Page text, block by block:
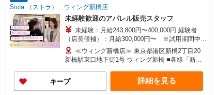
Stola.（ストラ） ウィング新橋店
未経験歓迎のアパレル販売スタッフ
未経験：月給243,800円〜400,000円 経験者
（店長候補）：月給300,000円〜 ※試用期間中は
270,000円〜 ★固定残業手当：30,800円（月給に
含む） ※経験・能力考慮 ※固定残業時間は1ヶ月
あたり20時間、超過時は追加で残業手当支給 ※月
3万円まで交通費支給 ※試用期間（2〜3ヶ月）も
同条件 【手当】固定残業手当／資格手当／店舗職
制手当／住宅手当（実家外かつ賃貸の場合のみ別
≪ウィング新橋店≫ 東京都港区新橋2丁目20
新橋駅東口地下街1号 ウィング新橋 ■各線「新橋
キープ 詳細を見る